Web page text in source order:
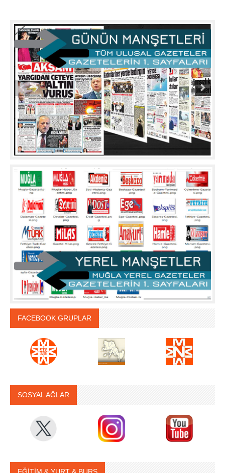
FACEBOOK GRUPLAR
SOSYAL AĞLAR